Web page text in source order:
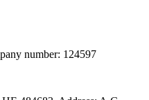
number: 124597